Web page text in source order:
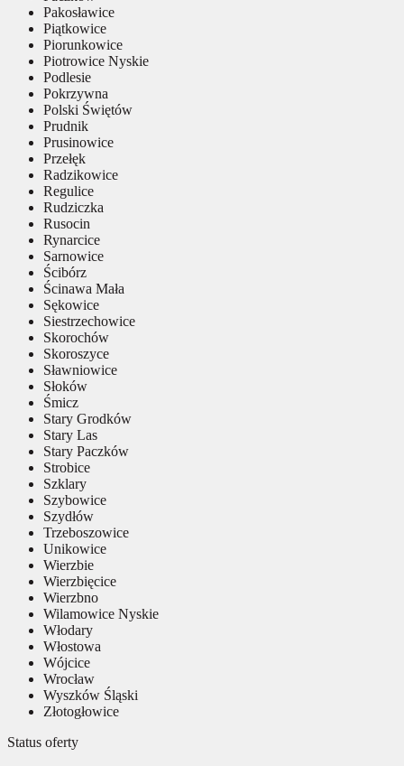
Pakosławice
Piątkowice
Piorunkowice
Piotrowice Nyskie
Podlesie
Pokrzywna
Polski Świętów
Prudnik
Prusinowice
Przełęk
Radzikowice
Regulice
Rudziczka
Rusocin
Rynarcice
Sarnowice
Ścibórz
Ścinawa Mała
Sękowice
Siestrzechowice
Skorochów
Skoroszyce
Sławniowice
Słoków
Śmicz
Stary Grodków
Stary Las
Stary Paczków
Strobice
Szklary
Szybowice
Szydłów
Trzeboszowice
Unikowice
Wierzbie
Wierzbięcice
Wierzbno
Wilamowice Nyskie
Włodary
Włostowa
Wójcice
Wrocław
Wyszków Śląski
Złotogłowice
Status oferty